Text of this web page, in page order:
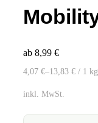
ab 8,99 €
4,07 €–13,83 € / 1 kg
inkl. MwSt.